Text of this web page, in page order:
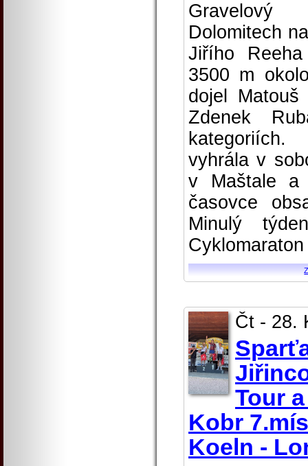
Dolomitech
Jiřího
3500 m
dojel
Zdenek
vyhrála v
v Maštale
časovce
Minulý
Čt - 28.
Tour
Kobr
Koeln -